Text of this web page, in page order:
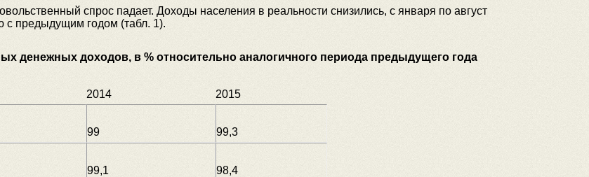
спрос падает. Доходы населения в реальности снизились, с января по август
с предыдущим годом (табл. 1).
денежных доходов, в % относительно аналогичного периода предыдущего года
2014 2015
99 99,3
99,1 98,4